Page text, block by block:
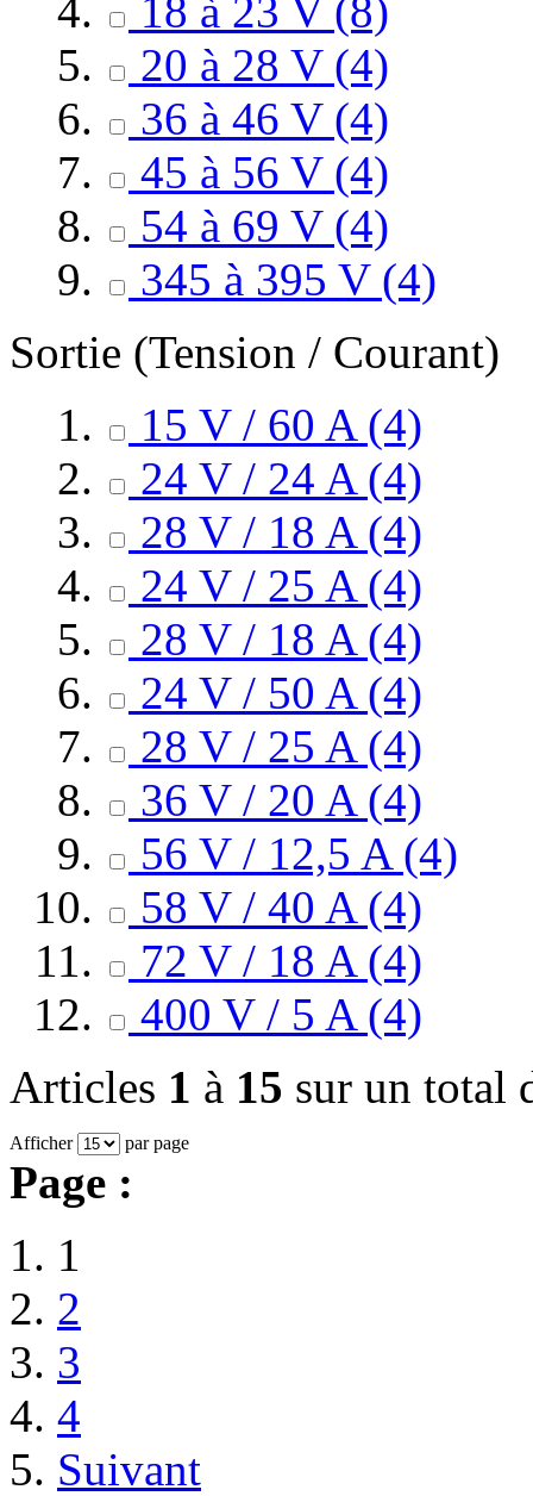
18 à 23 V (8)
20 à 28 V (4)
36 à 46 V (4)
45 à 56 V (4)
54 à 69 V (4)
345 à 395 V (4)
Sortie (Tension / Courant)
15 V / 60 A (4)
24 V / 24 A (4)
28 V / 18 A (4)
24 V / 25 A (4)
28 V / 18 A (4)
24 V / 50 A (4)
28 V / 25 A (4)
36 V / 20 A (4)
56 V / 12,5 A (4)
58 V / 40 A (4)
72 V / 18 A (4)
400 V / 5 A (4)
Articles 1 à 15 sur un total
Afficher par page
Page :
1
2
3
4
Suivant